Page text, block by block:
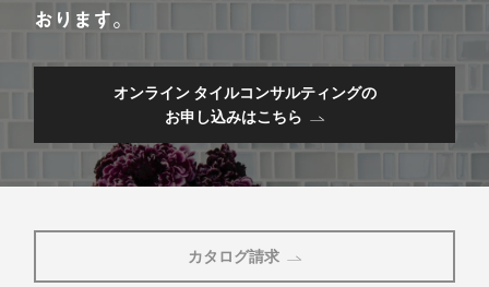
おります。
オンライン タイルコンサルティングの
お申し込みはこちら
カタログ請求